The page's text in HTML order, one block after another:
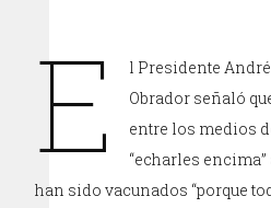
E
l Presidente
Obrador señaló
entre los medios
“echarles
han sido vacunados “porque